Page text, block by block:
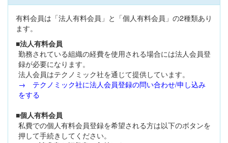
有料会員は「法人有料会員」と「個人有料会員」の2種類あり
ます。
■法人有料会員
勤務されている組織の経費を使用される場合には法人会員登
録が必要になります。
法人会員はテクノミック社を通じて提供しています。
→ テクノミック社に法人会員登録の問い合わせ/申し込み
をする
■個人有料会員
私費での個人有料会員登録を希望される方は以下のボタンを
押して手続きしてください。